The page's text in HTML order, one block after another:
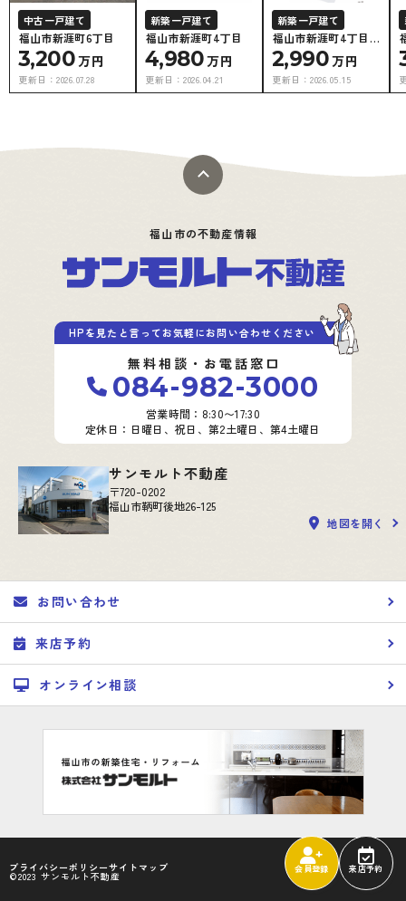
中古一戸建て
福山市新涯町6丁目
3,200万円
更新日： 2026.07.28
新築一戸建て
福山市新涯町4丁目
4,980万円
更新日： 2026.04.21
新築一戸建て
福山市新涯町4丁目
⑦号棟
2,990万円
更新日： 2026.05.15
会員登録 来店予約
福山市の不動産情報
HPを見たと言ってお気軽にお問い合わせください
無料相談・お電話窓口
084-982-3000
営業時間：8:30〜17:30
定休日：日曜日、祝日、第2土曜日、第4土曜日
サンモルト不動産
〒720-0202
福山市鞆町後地26-125
地図を開く
お問い合わせ
来店予約
オンライン相談
プライバシーポリシーサイトマップ
©2023 サンモルト不動産